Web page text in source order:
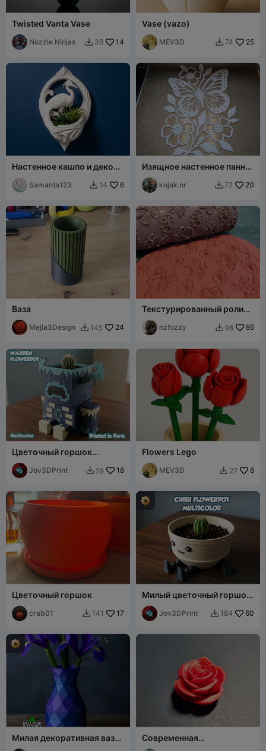
Twisted Vanta Vase
Nozzle Ninjas  36 14
Vase (vazo)
MEV3D  74 25
Настенное кашпо и декор
Samanta123  14 6
Изящное настенное панно
с бабочками и цветами
kojak.nr  72 20
Ваза
Mejla3Design  145 24
Текстурированный ролик -
Цветы 02 (Позитив)
nzfozzy  98 95
Цветочный горшок
Хранитель -
Многоцветный - Детали
Jov3DPrint  28 18
Flowers Lego
MEV3D  27 8
Цветочный горшок
crab01  141 17
Милый цветочный горшок
- Многоцветный
Jov3DPrint  184 60
Милая декоративная ваза
для цветов в стиле лоу-
Современная
минималистичная роза